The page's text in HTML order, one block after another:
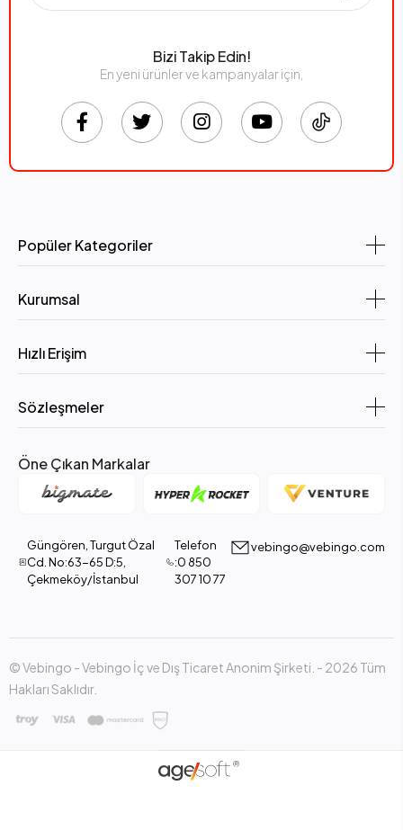
Bizi Takip Edin!
En yeni ürünler ve kampanyalar için,
Popüler Kategoriler
Kurumsal
Hızlı Erişim
Sözleşmeler
Öne Çıkan Markalar
Güngören, Turgut Özal
Cd. No:63-65 D:5,
Çekmeköy/İstanbul
Telefon
:0 850
307 10 77
vebingo@vebingo.com
© Vebingo - Vebingo İç ve Dış Ticaret Anonim Şirketi. - 2026 Tüm
Hakları Saklıdır.